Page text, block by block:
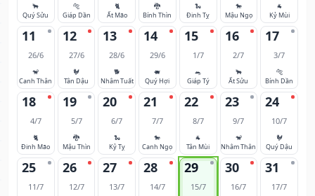
🐂
Quý Sửu
🐅
Giáp Dần
🐈
Ất Mão
🐉
Bính Thìn
🐍
Đinh Tỵ
🐎
Mậu Ngọ
🐐
Kỷ Mùi
11
26/6
🐒
Canh Thân
12
27/6
🐓
Tân Dậu
13
28/6
🐕
Nhâm Tuất
14
29/6
🐖
Quý Hợi
15
1/7
🐀
Giáp Tý
16
2/7
🐂
Ất Sửu
17
3/7
🐅
Bính Dần
18
4/7
🐈
Đinh Mão
19
5/7
🐉
Mậu Thìn
20
6/7
🐍
Kỷ Tỵ
21
7/7
🐎
Canh Ngọ
22
8/7
🐐
Tân Mùi
23
9/7
🐒
Nhâm Thân
24
10/7
🐓
Quý Dậu
25
11/7
26
12/7
27
13/7
28
14/7
29
15/7
30
16/7
31
17/7